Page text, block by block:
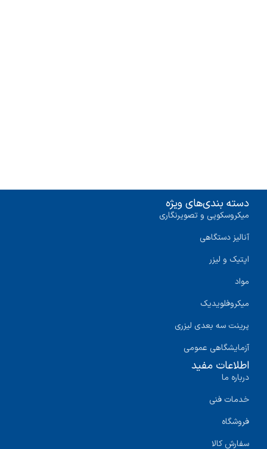
دسته بندی‌های ویژه
میکروسکوپی و تصویرنگاری
آنالیز دستگاهی
اپتیک و لیزر
مواد
میکروفلویدیک
پرینت سه‌ بعدی لیزری
آزمایشگاهی عمومی
اطلاعات مفید
درباره ما
خدمات فنی
فروشگاه
سفارش کالا